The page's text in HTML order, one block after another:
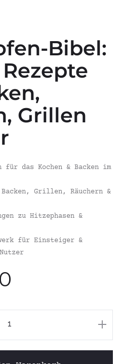
Bibel:
Grillen
für das Kochen & Backen im
Grillen, Räuchern &
zu Hitzephasen &
für Einsteiger &